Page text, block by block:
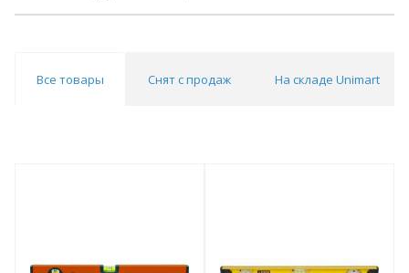
Все товары Снят с продаж На складе Unimart